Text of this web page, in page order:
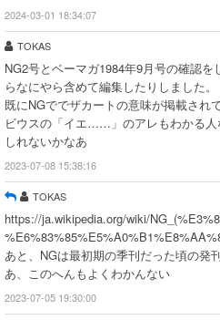
2024-03-01 18:34:07
TOKAS
NG2号とベーマガ1984年9月号の確認
らなにやら含めて編集したりしました。
既にNGででザカートの意味が掲載され
ビウスの「イエ……」のアレもわかる人
しれないかなあ
2023-07-08 15:38:16
TOKAS
https://ja.wikipedia.org/wiki/
あと、NGは最初期の季刊だった頃の発
あ、このへんもよくわかんない
2023-07-05 19:30:00